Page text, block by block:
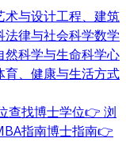
术与设计工程、建筑
法律与社会科学数学
然科学与生命科学心
育、健康与生活方式
查找博士学位👉 浏
指南博士指南👉